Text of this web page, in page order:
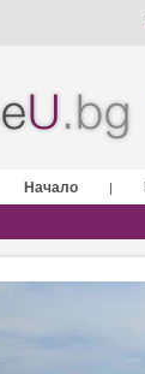
Начало |